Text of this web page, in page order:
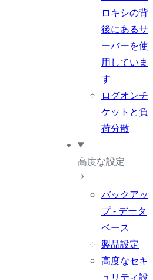
ロキシの背
後にあるサ
ーバーを使
用していま
す
ログオンチ
ケットと負
荷分散
高度な設定
バックアッ
プ - データ
ベース
製品設定
高度なセキ
ュリティ設